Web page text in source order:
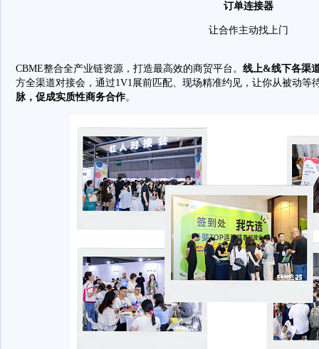
订单连接器
让合作主动找上门
CBME整合全产业链资源，打造最高效的商贸平台。 线上&线下各渠
方全渠道对接会，通过1V1展前匹配、现场精准约见，让你从被动等
脉，促成实质性商务合作。